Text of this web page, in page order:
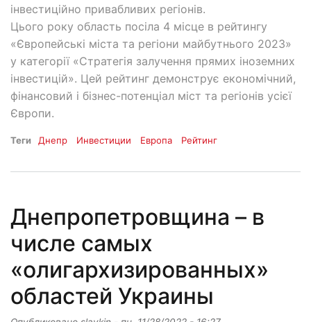
інвестиційно привабливих регіонів.
Цього року область посіла 4 місце в рейтингу
«Європейські міста та регіони майбутнього 2023»
у категорії «Стратегія залучення прямих іноземних
інвестицій». Цей рейтинг демонструє економічний,
фінансовий і бізнес-потенціал міст та регіонів усієї
Європи.
Теги Днепр Инвестиции Европа Рейтинг
Днепропетровщина – в
числе самых
«олигархизированных»
областей Украины